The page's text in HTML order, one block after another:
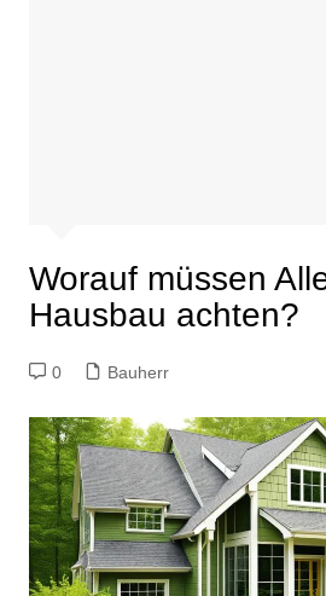
Worauf müssen
Hausbau achten?
0 Bauherr